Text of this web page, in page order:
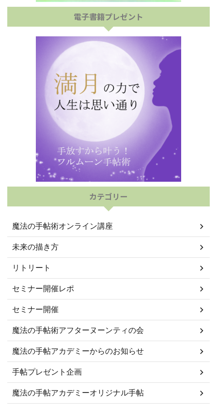
電子書籍プレゼント
カテゴリー
魔法の手帖術オンライン講座
未来の描き方
リトリート
セミナー開催レポ
セミナー開催
魔法の手帖術アフターヌーンティの会
魔法の手帖アカデミーからのお知らせ
手帖プレゼント企画
魔法の手帖アカデミーオリジナル手帖